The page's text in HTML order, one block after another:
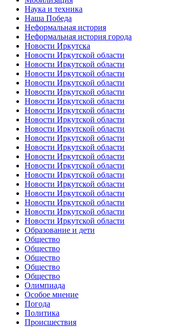
Наука и техника
Наша Победа
Неформальная история
Неформальная история города
Новости Иркутска
Новости Иркутской области
Новости Иркутской области
Новости Иркутской области
Новости Иркутской области
Новости Иркутской области
Новости Иркутской области
Новости Иркутской области
Новости Иркутской области
Новости Иркутской области
Новости Иркутской области
Новости Иркутской области
Новости Иркутской области
Новости Иркутской области
Новости Иркутской области
Новости Иркутской области
Новости Иркутской области
Новости Иркутской области
Новости Иркутской области
Новости Иркутской области
Образование и дети
Общество
Общество
Общество
Общество
Общество
Олимпиада
Особое мнение
Погода
Политика
Происшествия